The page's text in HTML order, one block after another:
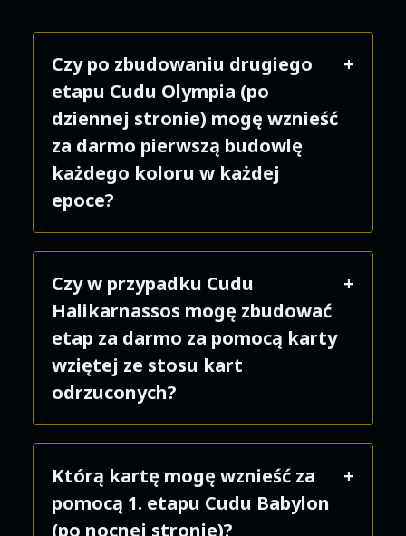
Czy po zbudowaniu drugiego
etapu Cudu Olympia (po
dziennej stronie) mogę wznieść
za darmo pierwszą budowlę
każdego koloru w każdej
epoce?
kolorze, którego jeszcze nie masz
w swoich zasobach, jest
wznoszona za darmo – niezależnie
od aktualnej epoki. Jeśli wzniosłeś
już niebieską budowlę w swoim
mieście, nie możesz użyć efektu do
wzniesienia kolejnej niebieskiej
budowli.
Czy w przypadku Cudu
Halikarnassos mogę zbudować
etap za darmo za pomocą karty
wziętej ze stosu kart
odrzuconych?
Którą kartę mogę wznieść za
pomocą 1. etapu Cudu Babylon
(po nocnej stronie)?